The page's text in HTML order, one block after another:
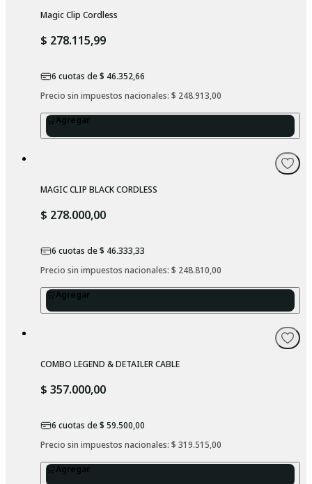
Magic Clip Cordless
$ 278.115,99
6 cuotas de$ 46.352,66
Precio sin impuestos nacionales: $ 248.913,00
Agregar
MAGIC CLIP BLACK CORDLESS
$ 278.000,00
6 cuotas de$ 46.333,33
Precio sin impuestos nacionales: $ 248.810,00
Agregar
COMBO LEGEND & DETAILER CABLE
$ 357.000,00
6 cuotas de$ 59.500,00
Precio sin impuestos nacionales: $ 319.515,00
Agregar